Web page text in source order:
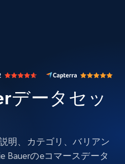
データセッ
明、カテゴリ、バリアン
Bauerのeコマースデータ